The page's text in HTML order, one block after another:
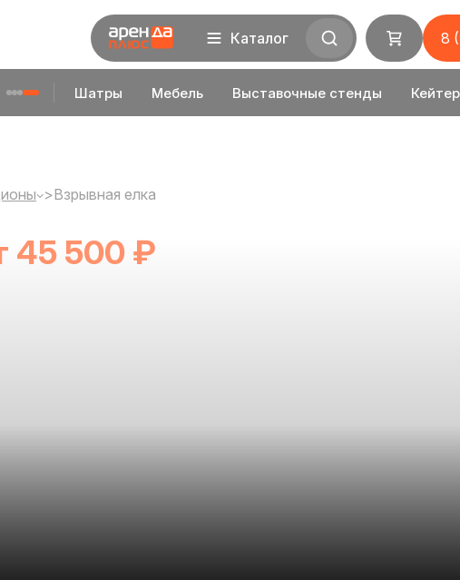
Шатры Мебель Выставочные стенды
Каталог 8
>Взрывная елка
45 500 ₽